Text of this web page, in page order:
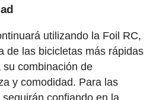
utilizando la Foil RC,
de las bicicletas más rápidas
combinación de
y comodidad. Para las
confiando en la